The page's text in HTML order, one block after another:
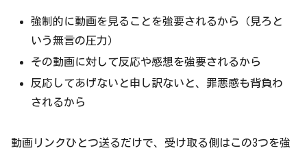
強制的に動画を見ることを強要されるから（見ろと
いう無言の圧力）
その動画に対して反応や感想を強要されるから
反応してあげないと申し訳ないと、罪悪感も背負わ
されるから
動画リンクひとつ送るだけで、受け取る側はこの3つを強